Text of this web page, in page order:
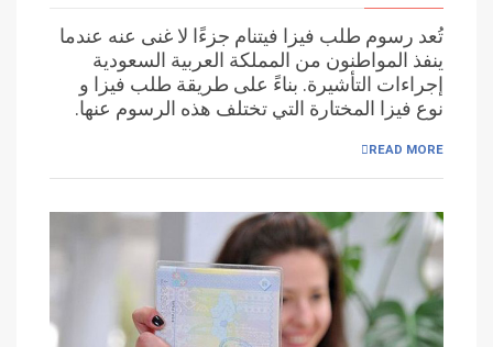
تُعد رسوم طلب فيزا فيتنام جزءًا لا غنى عنه عندما
ينفذ المواطنون من المملكة العربية السعودية
إجراءات التأشيرة. بناءً على طريقة طلب فيزا و
نوع فيزا المختارة التي تختلف هذه الرسوم عنها.
READ MORE